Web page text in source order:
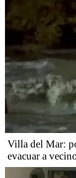
Villa del Mar:
evacuar a